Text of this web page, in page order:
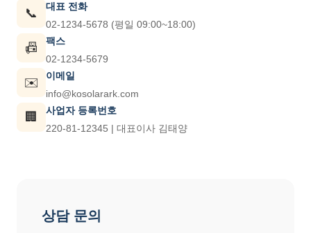
📞
대표 전화
02-1234-5678 (평일 09:00~18:00)
📠
팩스
02-1234-5679
✉️
이메일
info@kosolarark.com
🏢
사업자 등록번호
220-81-12345 | 대표이사 김태양
상담 문의